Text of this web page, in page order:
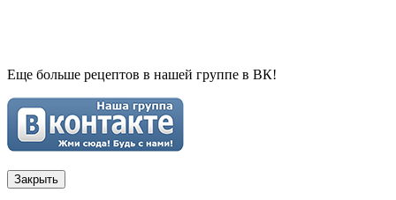
Еще больше рецептов в нашей группе в ВК!
Закрыть